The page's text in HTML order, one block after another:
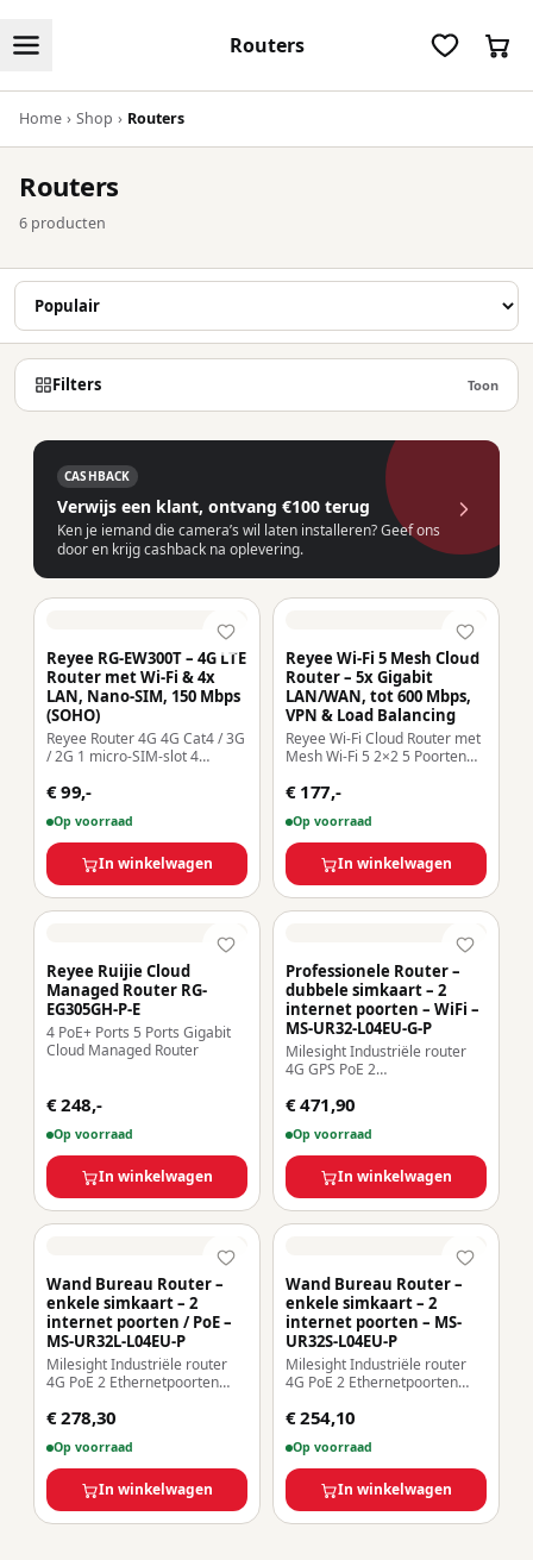
Routers
Home › Shop › Routers
Routers
6 producten
Filters Toon
CASHBACK
Verwijs een klant, ontvang €100 terug
Ken je iemand die camera’s wil laten installeren? Geef ons
door en krijg cashback na oplevering.
Reyee RG-EW300T – 4G LTE
Router met Wi-Fi & 4x
LAN, Nano-SIM, 150 Mbps
(SOHO)
Reyee Router 4G 4G Cat4 / 3G
/ 2G 1 micro-SIM-slot 4
Ethernet Wi-Fi 802.11b/g/n 2,4
SMA voor LTE-antennes en 2x
vaste externe Wi-Fi-antennes
12V DC-voedingsconnector
[%VAR%] Inclusief voe
€ 99,-
Op voorraad
In winkelwagen
Reyee Wi-Fi 5 Mesh Cloud
Router – 5x Gigabit
LAN/WAN, tot 600 Mbps,
VPN & Load Balancing
Reyee Wi-Fi Cloud Router met
Mesh Wi-Fi 5 2×2 5 Poorten
[%VAR%] Mbps Ondersteunt
balancering Tot 600Mbps
bandbreedte VPN-server
IPSec, L2TP, PPTP, OpenVPN
Intelligente
bandbreedteregeling
€ 177,-
Op voorraad
In winkelwagen
Reyee Ruijie Cloud
Managed Router RG-
EG305GH-P-E
4 PoE+ Ports 5 Ports Gigabit
Cloud Managed Router
€ 248,-
Op voorraad
In winkelwagen
Professionele Router –
dubbele simkaart – 2
internet poorten – WiFi –
MS-UR32-L04EU-G-P
Milesight Industriële router
4G GPS PoE 2
PoE 802.3 af/at | microSD-
4G/3G GPS-positionering
€ 471,90
Op voorraad
In winkelwagen
Wand Bureau Router –
enkele simkaart – 2
internet poorten / PoE –
MS-UR32L-L04EU-P
Milesight Industriële router
4G PoE 2 Ethernetpoorten
SIM-kaartsleuf 4G/3G DIN-,
€ 278,30
Op voorraad
In winkelwagen
Wand Bureau Router –
enkele simkaart – 2
internet poorten – MS-
UR32S-L04EU-P
Milesight Industriële router
4G PoE 2 Ethernetpoorten
SIM-kaartsleuf 4G/3G DIN-,
€ 254,10
Op voorraad
In winkelwagen